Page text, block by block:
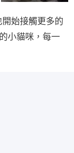
始接觸更多的
小貓咪，每一